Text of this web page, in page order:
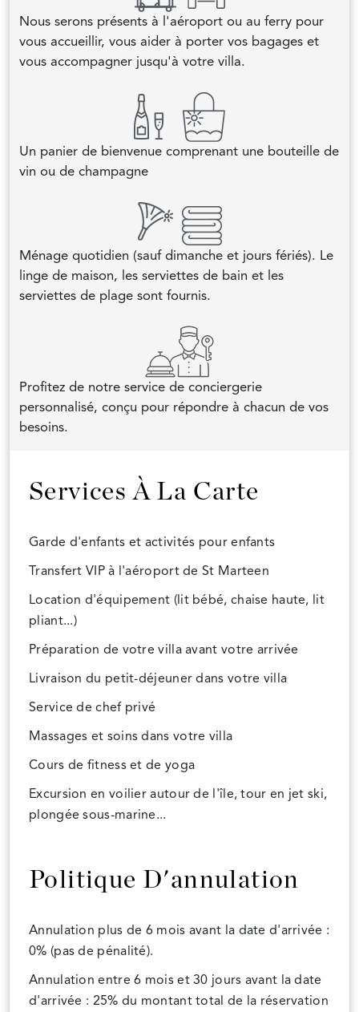
Nous serons présents à l'aéroport ou au ferry pour
vous accueillir, vous aider à porter vos bagages et
vous accompagner jusqu'à votre villa.
Un panier de bienvenue comprenant une bouteille de
vin ou de champagne
Ménage quotidien (sauf dimanche et jours fériés). Le
linge de maison, les serviettes de bain et les
serviettes de plage sont fournis.
Profitez de notre service de conciergerie
personnalisé, conçu pour répondre à chacun de vos
besoins.
Services À La Carte
Garde d'enfants et activités pour enfants
Transfert VIP à l'aéroport de St Marteen
Location d'équipement (lit bébé, chaise haute, lit
pliant...)
Préparation de votre villa avant votre arrivée
Livraison du petit-déjeuner dans votre villa
Service de chef privé
Massages et soins dans votre villa
Cours de fitness et de yoga
Excursion en voilier autour de l'île, tour en jet ski,
plongée sous-marine...
Politique D'annulation
Annulation plus de 6 mois avant la date d'arrivée :
0% (pas de pénalité).
Annulation entre 6 mois et 30 jours avant la date
d'arrivée : 25% du montant total de la réservation